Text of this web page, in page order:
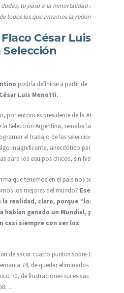
dudas, tu paso a la inmortalidad será
todos los que amamos la redonda
César Luis
podría definirse a partir de
Luis Menotti.
por entonces presidente de la AFA, le
Selección Argentina, reinaba la
el trabajo de las selecciones
insignificante, anecdótico para la
para los equipos chicos, sin historia.
que tenemos en el país nos sobra?
los mejores del mundo? Ese
realidad, claro, porque “los
ganado un Mundial, por
casi siempre con ser los
de sacar cuatro puntos sobre 12
74, de quedar eliminados en la
70, de frustraciones sucesivas en